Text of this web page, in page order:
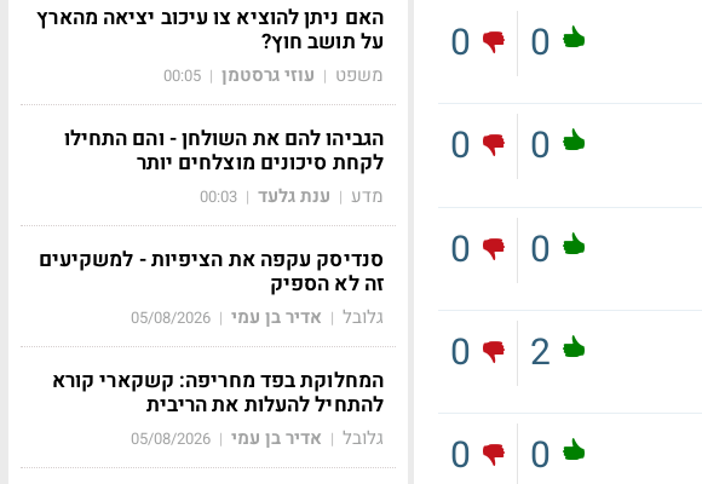
0
0
0
0
0
0
2
0
0
0
האם ניתן להוציא צו עיכוב יציאה מהארץ
על תושב חוץ?
משפט | עוזי גרסטמן |
00:05
הגביהו להם את השולחן - והם התחילו
לקחת סיכונים מוצלחים יותר
מדע | ענת גלעד |
00:03
סנדיסק עקפה את הציפיות - למשקיעים
זה לא הספיק
גלובל | אדיר בן עמי |
05/08/2026
המחלוקת בפד מחריפה: קשקארי קורא
להתחיל להעלות את הריבית
גלובל | אדיר בן עמי |
05/08/2026